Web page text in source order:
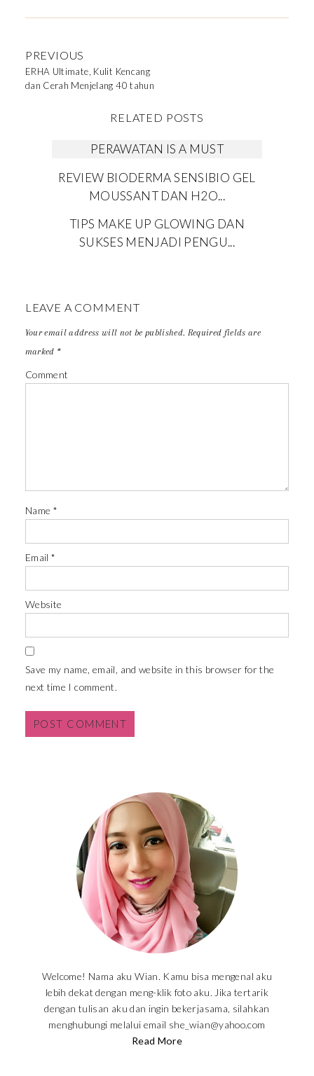
PREVIOUS
ERHA Ultimate, Kulit Kencang
dan Cerah Menjelang 40 tahun
RELATED POSTS
PERAWATAN IS A MUST
REVIEW BIODERMA SENSIBIO GEL
MOUSSANT DAN H2O...
TIPS MAKE UP GLOWING DAN
SUKSES MENJADI PENGU...
LEAVE A COMMENT
Your email address will not be published. Required fields are
marked *
Comment
Name *
Email*
Website
Save my name, email, and website in this browser for the
next time I comment.
Welcome! Nama aku Wian. Kamu bisa mengenal aku
lebih dekat dengan meng-klik foto aku. Jika tertarik
dengan tulisan aku dan ingin bekerjasama, silahkan
menghubungi melalui email she_wian@yahoo.com
Read More